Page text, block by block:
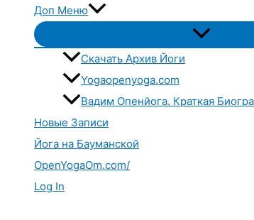
Доп Меню
меню
Скачать Архив Йоги
Yogaopenyoga.com
Вадим Опенйога. Краткая
Новые Записи
Йога на Бауманской
OpenYogaOm.com/
Log In